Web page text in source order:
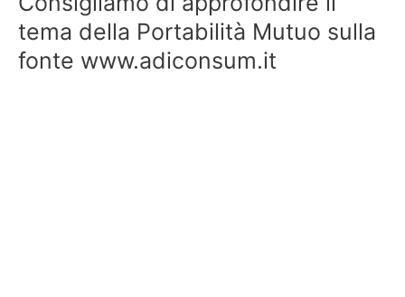
tema della Portabilità Mutuo sulla
fonte www.adiconsum.it